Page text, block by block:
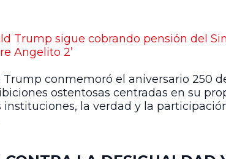
Trump sigue cobrando pensión del
Angelito 2’
conmemoró el aniversario 250
ostentosas centradas en su
la verdad y la